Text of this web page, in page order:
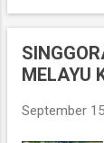
MELAYU
September